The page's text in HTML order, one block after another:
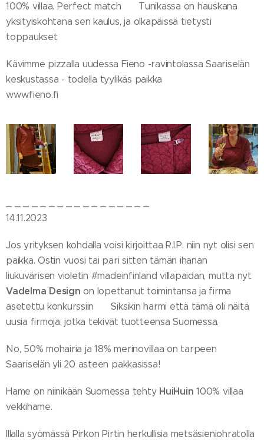
100% villaa. Perfect match 👌 Tunikassa on hauskana
yksityiskohtana sen kaulus, ja olkapäissä tietysti
toppaukset 😁
Kävimme pizzalla uudessa Fieno -ravintolassa Saariselän
keskustassa - todella tyylikäs paikka 🤩
www.fieno.fi
14.11.2023
Jos yrityksen kohdalla voisi kirjoittaa R.I.P. niin nyt olisi sen
paikka. Ostin vuosi tai pari sitten tämän ihanan
liukuvärisen violetin #madeinfinland villapaidan, mutta nyt
Vadelma Design on lopettanut toimintansa ja firma
asetettu konkurssiin 😔 Siksikin harmi että tämä oli näitä
uusia firmoja, jotka tekivät tuotteensa Suomessa.
No, 50% mohairia ja 18% merinovillaa on tarpeen
Saariselän yli 20 asteen pakkasissa!
Hame on niinikään Suomessa tehty HuiHuin 100% villaa
vekkihame.
Illalla syömässä Pirkon Pirtin herkullisia metsäsieniohratolla